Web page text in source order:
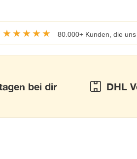
★★★★★ 80.000+ Kunden, die uns
bei dir DHL